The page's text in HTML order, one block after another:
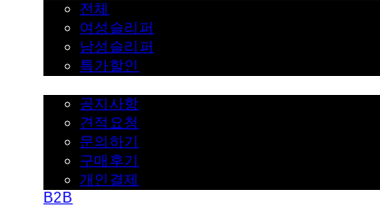
전체
여성슬리퍼
남성슬리퍼
특가할인
공지사항
견적요청
문의하기
구매후기
개인결제
B2B